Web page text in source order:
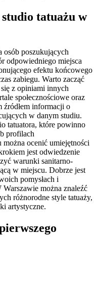
tatuażu w
osób poszukujących
odpowiedniego miejsca
efektu końcowego
zabiegu. Warto zacząć
z opiniami innych
społecznościowe oraz
źródłem informacji o
w danym studiu.
tatuatora, które powinno
profilach
ocenić umiejętności
jest odwiedzenie
warunki sanitarno-
w miejscu. Dobrze jest
pomysłach i
można znaleźć
różnorodne style tatuaży,
artystyczne.